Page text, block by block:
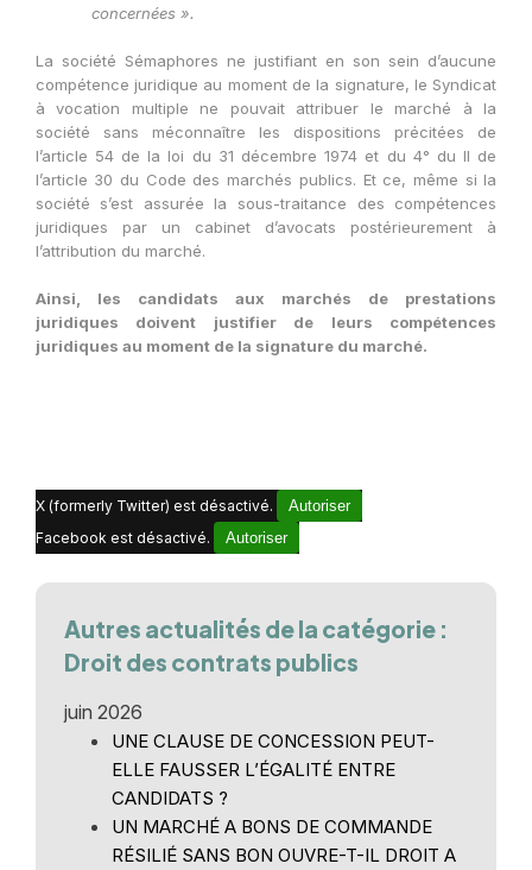
concernées ».
La société Sémaphores ne justifiant en son sein d’aucune
compétence juridique au moment de la signature, le Syndicat
à vocation multiple ne pouvait attribuer le marché à la
société sans méconnaître les dispositions précitées de
l’article 54 de la loi du 31 décembre 1974 et du 4° du II de
l’article 30 du Code des marchés publics. Et ce, même si la
société s’est assurée la sous-traitance des compétences
juridiques par un cabinet d’avocats postérieurement à
l’attribution du marché.
Ainsi, les candidats aux marchés de prestations
juridiques doivent justifier de leurs compétences
juridiques au moment de la signature du marché.
X (formerly Twitter) est désactivé.
Autoriser
Facebook est désactivé.
Autoriser
Autres actualités de la catégorie :
Droit des contrats publics
juin 2026
UNE CLAUSE DE CONCESSION PEUT-
ELLE FAUSSER L’ÉGALITÉ ENTRE
CANDIDATS ?
UN MARCHÉ A BONS DE COMMANDE
RÉSILIÉ SANS BON OUVRE-T-IL DROIT A